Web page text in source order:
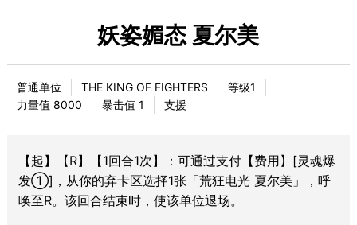
妖姿媚态 夏尔美
普通单位 THE KING OF FIGHTERS
等级1
力量值 8000
暴击值 1 支援
【起】【R】【1回合1次】：可通过支付【费用】[灵魂爆
发①]，从你的弃卡区选择1张「荒狂电光 夏尔美」，呼
唤至R。该回合结束时，使该单位退场。